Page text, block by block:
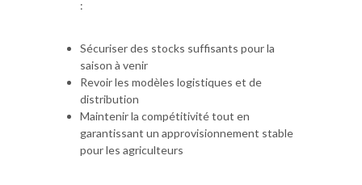
:
Sécuriser des stocks suffisants pour la
saison à venir
Revoir les modèles logistiques et de
distribution
Maintenir la compétitivité tout en
garantissant un approvisionnement stable
pour les agriculteurs